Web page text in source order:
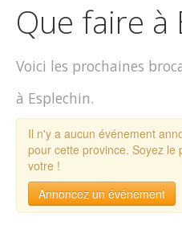
Que faire à
Voici les prochaines
à Esplechin.
Il n'y a aucun événement
pour cette province. Soyez le
votre !
Annoncez un événement